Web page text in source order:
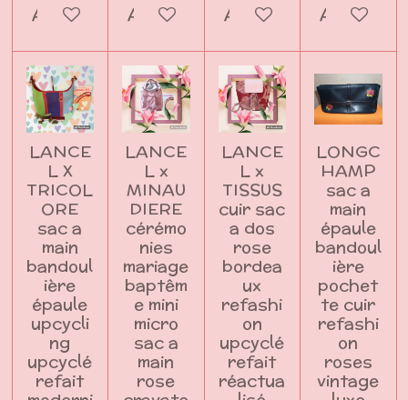
Ajouter au panierAjouter au panierAjouter au panier
Ajouter
LANCE
L X
TRICOL
ORE
sac a
main
bandoul
ière
épaule
upcycli
ng
upcyclé
refait
LANCE
L x
MINAU
DIERE
cérémo
nies
mariage
baptêm
e mini
micro
sac a
main
rose
LANCE
L x
TISSUS
cuir sac
a dos
rose
bordea
ux
refashi
on
upcyclé
refait
réactua
LONGC
HAMP
sac a
main
épaule
bandoul
ière
pochet
te cuir
refashi
on
roses
vintage